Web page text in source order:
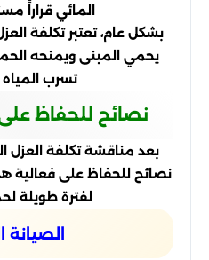
المائي قراراً
بشكل عام، تعتبر تكلفة
يحمي المبنى ويمنحه
تسرب المياه
نصائح للحفاظ
بعد مناقشة تكلفة العزل
نصائح للحفاظ على فعالية
لفترة طويلة
الصيانة